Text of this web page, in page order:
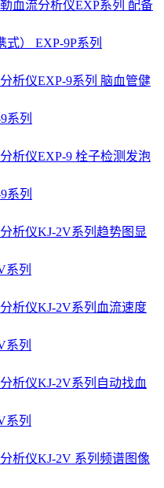
） EXP-9P系列
系列
系列
系列
系列
系列